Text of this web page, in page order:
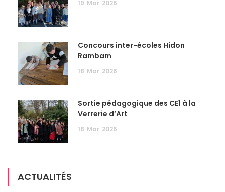
19 Mar 2026
Concours inter-écoles Hidon
Rambam
18 Mar 2026
Sortie pédagogique des CE1 à la
Verrerie d’Art
18 Mar 2026
ACTUALITÉS